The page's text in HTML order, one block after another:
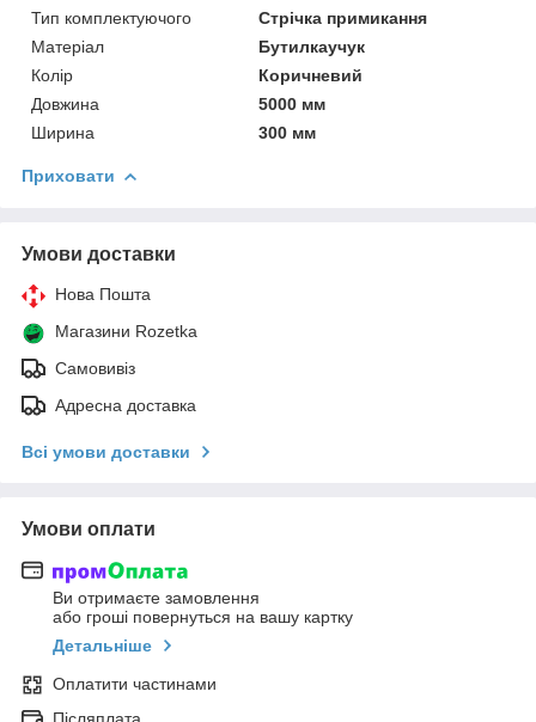
Тип комплектуючого
Стрічка примикання
Матеріал
Бутилкаучук
Колір
Коричневий
Довжина
5000 мм
Ширина
300 мм
Приховати
Умови доставки
Нова Пошта
Магазини Rozetka
Самовивіз
Адресна доставка
Всі умови доставки
Умови оплати
Ви отримаєте замовлення
або гроші повернуться на вашу картку
Детальніше
Оплатити частинами